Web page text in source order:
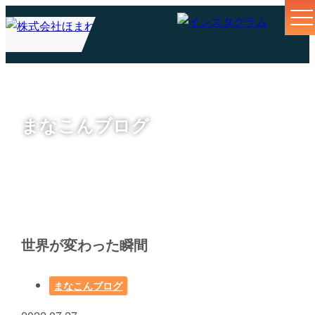
まなこんブログ
世界が変わった瞬間
まなこんブログ